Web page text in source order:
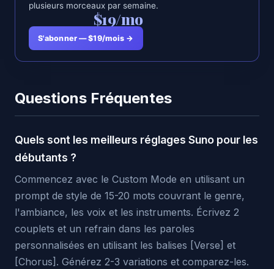
plusieurs morceaux par semaine.
$19/mo
S'abonner — $19/mois →
Questions Fréquentes
Quels sont les meilleurs réglages Suno pour les
débutants ?
Commencez avec le Custom Mode en utilisant un
prompt de style de 15-20 mots couvrant le genre,
l'ambiance, les voix et les instruments. Écrivez 2
couplets et un refrain dans les paroles
personnalisées en utilisant les balises [Verse] et
[Chorus]. Générez 2-3 variations et comparez-les.